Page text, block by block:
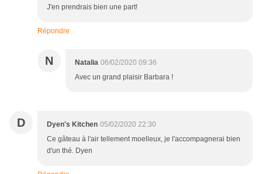
J'en prendrais bien une part!
Répondre
N Natalia 06/02/2020 09:36
Avec un grand plaisir Barbara !
D Dyen's Kitchen 05/02/2020 22:30
Ce gâteau à l'air tellement moelleux, je l'accompagnerai bien
d'un thé. Dyen